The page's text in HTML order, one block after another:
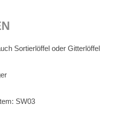
Sor­tier­löf­fel oder Git­ter­löf­fel
SW03